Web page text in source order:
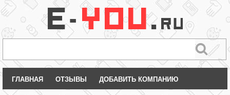
ГЛАВНАЯ ОТЗЫВЫ ДОБАВИТЬ КОМПАНИЮ